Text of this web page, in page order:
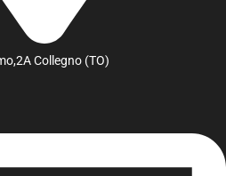
Collegno (TO)